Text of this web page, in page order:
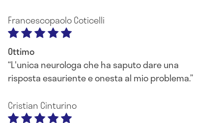
Francescopaolo Coticelli
Ottimo
L'unica neurologa che ha saputo dare una
risposta esauriente e onesta al mio problema.
Cristian Cinturino